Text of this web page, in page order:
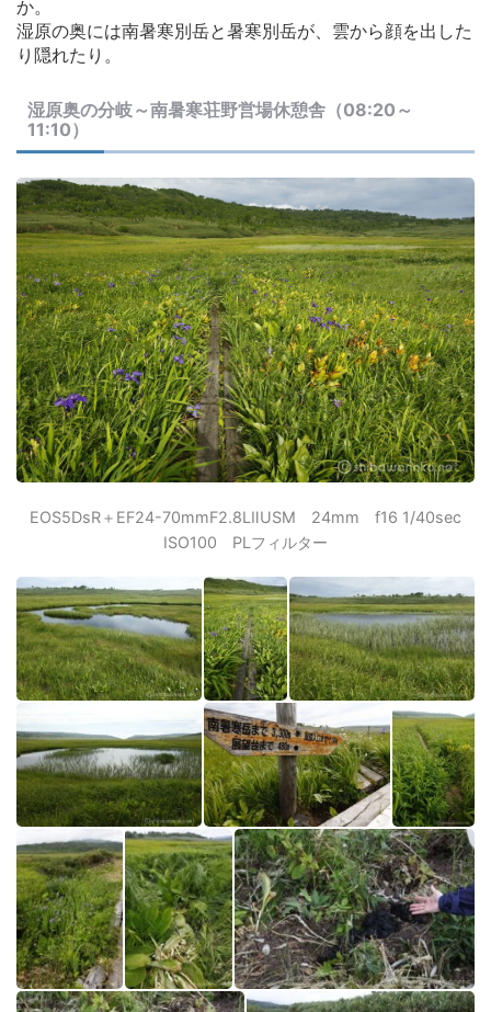
か。
湿原の奥には南暑寒別岳と暑寒別岳が、雲から顔を出した
り隠れたり。
湿原奥の分岐～南暑寒荘野営場休憩舎（08:20～
11:10）
EOS5DsR＋EF24-70mmF2.8LⅡUSM 24mm f16 1/40sec
ISO100 PLフィルター